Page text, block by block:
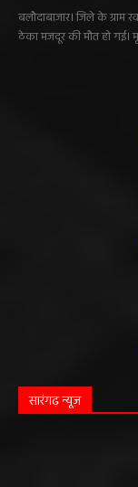
बलौदाबाजार। जिले के
ठेका मजदूर की मौत हो गई।
सारंगढ़ न्यूज़